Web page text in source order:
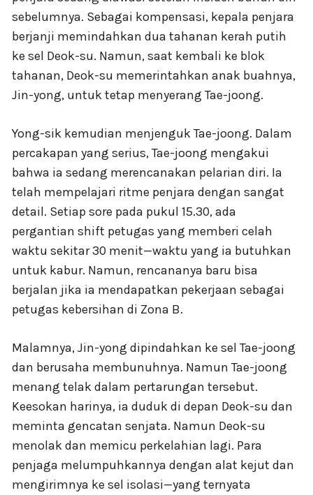
sebelumnya. Sebagai kompensasi, kepala penjara
berjanji memindahkan dua tahanan kerah putih
ke sel Deok-su. Namun, saat kembali ke blok
tahanan, Deok-su memerintahkan anak buahnya,
Jin-yong, untuk tetap menyerang Tae-joong.
Yong-sik kemudian menjenguk Tae-joong. Dalam
percakapan yang serius, Tae-joong mengakui
bahwa ia sedang merencanakan pelarian diri. Ia
telah mempelajari ritme penjara dengan sangat
detail. Setiap sore pada pukul 15.30, ada
pergantian shift petugas yang memberi celah
waktu sekitar 30 menit—waktu yang ia butuhkan
untuk kabur. Namun, rencananya baru bisa
berjalan jika ia mendapatkan pekerjaan sebagai
petugas kebersihan di Zona B.
Malamnya, Jin-yong dipindahkan ke sel Tae-joong
dan berusaha membunuhnya. Namun Tae-joong
menang telak dalam pertarungan tersebut.
Keesokan harinya, ia duduk di depan Deok-su dan
meminta gencatan senjata. Namun Deok-su
menolak dan memicu perkelahian lagi. Para
penjaga melumpuhkannya dengan alat kejut dan
mengirimnya ke sel isolasi—yang ternyata